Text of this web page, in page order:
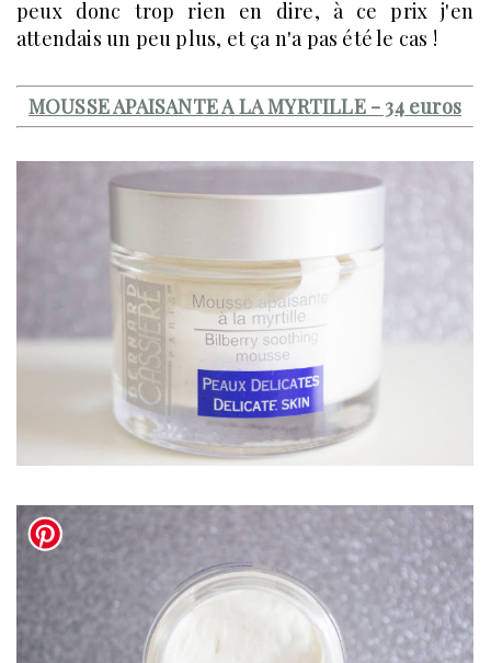
peux donc trop rien en dire, à ce prix j'en
attendais un peu plus, et ça n'a pas été le cas !
MOUSSE APAISANTE A LA MYRTILLE - 34 euros